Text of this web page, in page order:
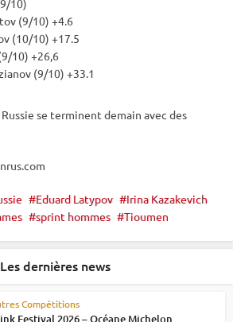
10)
(9/10) +4.6
(10/10) +17.5
10) +26,6
(9/10) +33.1
se terminent demain avec des
Eduard Latypov
Irina Kazakevich
sprint hommes Tioumen
Les dernières news
Compétitions
Festival 2026 – Océane Michelon